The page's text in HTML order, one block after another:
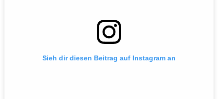
Sieh dir diesen Beitrag auf Instagram an